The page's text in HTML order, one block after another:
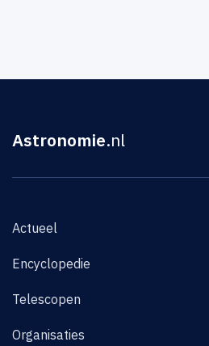
Astronomie.nl
Actueel
Encyclopedie
Telescopen
Organisaties